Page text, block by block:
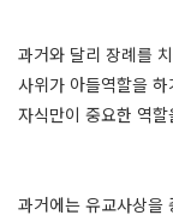
과거와 달리 장례를
사위가 아들역할을
자식만이 중요한 역
과거에는 유교사상을